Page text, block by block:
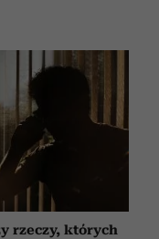
rzeczy, których